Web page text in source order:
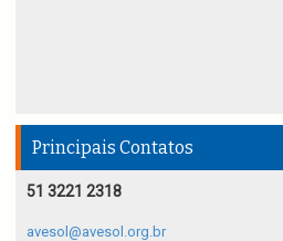
Principais Contatos
51 3221 2318
avesol@avesol.org.br